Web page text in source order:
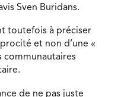
Sven Buridans.
toutefois à préciser
et non d’une «
communautaires
de ne pas juste